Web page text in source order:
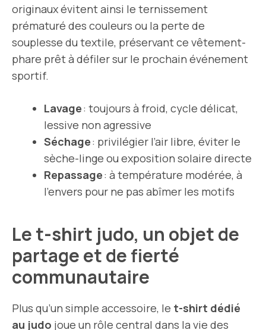
originaux évitent ainsi le ternissement
prématuré des couleurs ou la perte de
souplesse du textile, préservant ce vêtement-
phare prêt à défiler sur le prochain événement
sportif.
Lavage: toujours à froid, cycle délicat,
lessive non agressive
Séchage: privilégier l’air libre, éviter le
sèche-linge ou exposition solaire directe
Repassage: à température modérée, à
l’envers pour ne pas abîmer les motifs
Le t-shirt judo, un objet de
partage et de fierté
communautaire
Plus qu’un simple accessoire, le t-shirt dédié
au judo joue un rôle central dans la vie des